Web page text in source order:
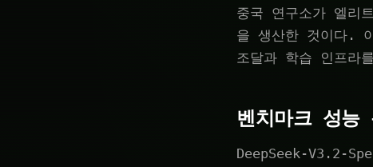
중국 연구소가 엘리
을 생산한 것이다.
조달과 학습 인프라
벤치마크 성능
DeepSeek-V3.2-